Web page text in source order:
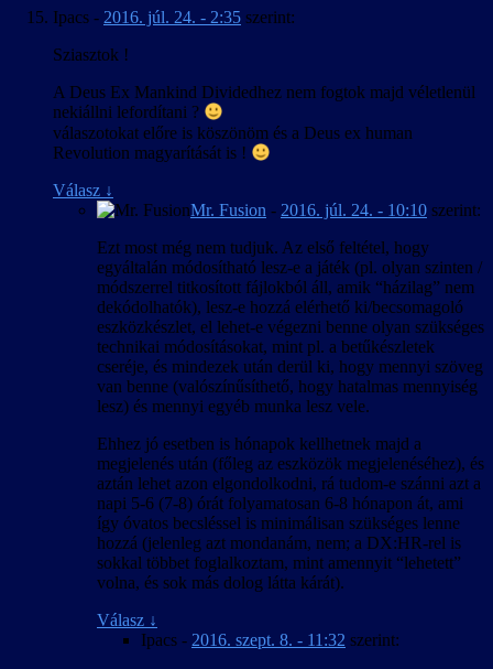
Ipacs - 2016. júl. 24. - 2:35 szerint:
Sziasztok !
A Deus Ex Mankind Dividedhez nem fogtok majd véletlenül
nekiállni lefordítani ?
válaszotokat előre is köszönöm és a Deus ex human
Revolution magyarítását is !
Válasz ↓
Mr. Fusion - 2016. júl. 24. - 10:10 szerint:
Ezt most még nem tudjuk. Az első feltétel, hogy
egyáltalán módosítható lesz-e a játék (pl. olyan szinten /
módszerrel titkosított fájlokból áll, amik “házilag” nem
dekódolhatók), lesz-e hozzá elérhető ki/becsomagoló
eszközkészlet, el lehet-e végezni benne olyan szükséges
technikai módosításokat, mint pl. a betűkészletek
cseréje, és mindezek után derül ki, hogy mennyi szöveg
van benne (valószínűsíthető, hogy hatalmas mennyiség
lesz) és mennyi egyéb munka lesz vele.
Ehhez jó esetben is hónapok kellhetnek majd a
megjelenés után (főleg az eszközök megjelenéséhez), és
aztán lehet azon elgondolkodni, rá tudom-e szánni azt a
napi 5-6 (7-8) órát folyamatosan 6-8 hónapon át, ami
így óvatos becsléssel is minimálisan szükséges lenne
hozzá (jelenleg azt mondanám, nem; a DX:HR-rel is
sokkal többet foglalkoztam, mint amennyit “lehetett”
volna, és sok más dolog látta kárát).
Válasz ↓
Ipacs - 2016. szept. 8. - 11:32 szerint: